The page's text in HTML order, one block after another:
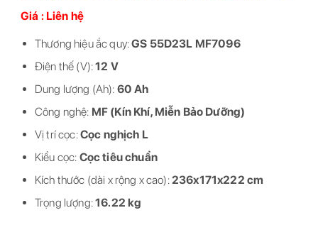
Giá : Liên hệ
Thương hiệu ắc quy:GS 55D23L MF7096
Điện thế (V):12 V
Dung lượng (Ah): 60 Ah
Công nghệ: MF (Kín Khí, Miễn Bảo Dưỡng)
Vị trí cọc:Cọc nghịch L
Kiểu cọc: Cọc tiêu chuẩn
Kích thước (dài x rộng x cao):236x171x222 cm
Trọng lượng:16.22 kg